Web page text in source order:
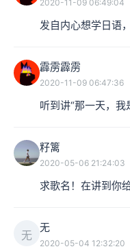
新海诚电影《言叶之庭》，
一个人，他真的是可以
们中国的老词：“一切
就只是个背景，对吧？
2020-11-09 06:49:04
发自内心想学日语
霹雳霹雳
2020-11-09 06:47:36
听到讲“那一天，我
籽篱
2020-05-06 21:24:03
求歌名！在讲到你
无
无
2020-05-04 12:32:20